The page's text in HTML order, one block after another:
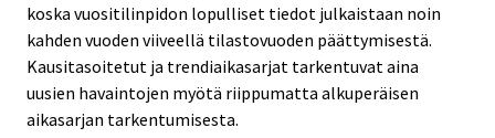
koska vuositilinpidon lopulliset tiedot julkaistaan noin
kahden vuoden viiveellä tilastovuoden päättymisestä.
Kausitasoitetut ja trendiaikasarjat tarkentuvat aina
uusien havaintojen myötä riippumatta alkuperäisen
aikasarjan tarkentumisesta.